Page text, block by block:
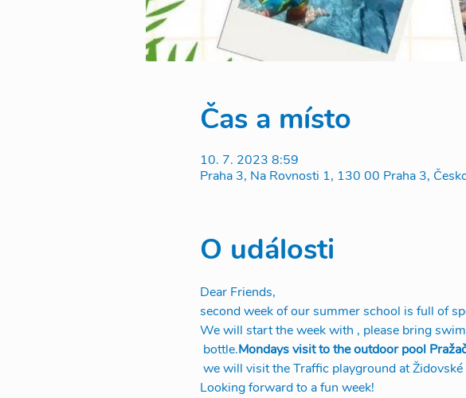
Čas a místo
10. 7. 2023 8:59
Praha 3, Na Rovnosti 1, 130 00 Praha 3,
O události
Dear Friends,
second week of our summer school is full of
We will start the week with , please bring
bottle.Mondays visit to the outdoor pool
we will visit the Traffic playground at Židovské
Looking forward to a fun week!